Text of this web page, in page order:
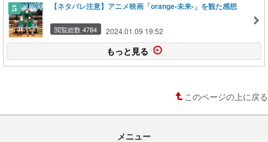
【ネタバレ注意】アニメ映画「orange-未来-」を観た感想
閲覧総数 4784 2024.01.09 19:52
もっと見る
このページの上に戻る
メニュー